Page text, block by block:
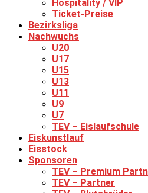
Hospitality / VIP
Ticket-Preise
Bezirksliga
Nachwuchs
U20
U17
U15
U13
U11
U9
U7
TEV – Eislaufschule
Eiskunstlauf
Eisstock
Sponsoren
TEV – Premium
TEV – Partner